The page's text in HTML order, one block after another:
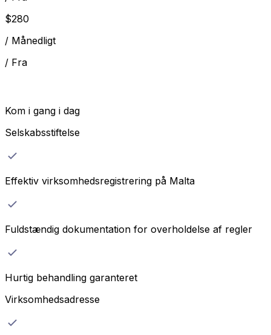
$280
/ Månedligt
/ Fra
Kom i gang i dag
Selskabsstiftelse
Effektiv virksomhedsregistrering på Malta
Fuldstændig dokumentation for overholdelse af regler
Hurtig behandling garanteret
Virksomhedsadresse